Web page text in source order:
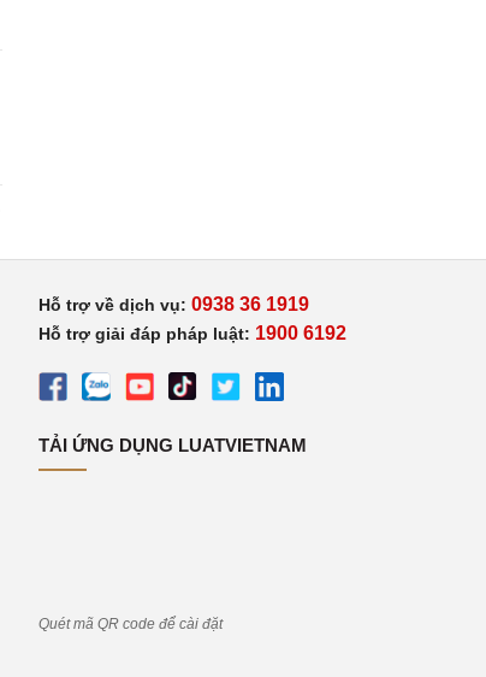
Hỗ trợ về dịch vụ: 0938 36 1919
Hỗ trợ giải đáp pháp luật: 1900 6192
TẢI ỨNG DỤNG LUATVIETNAM
Quét mã QR code để cài đặt